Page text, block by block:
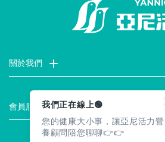
關於我們
會員服務
最新消息 註冊會員
試用索取 服務說明
我們正在線上🟢
您的健康大小事，讓亞尼活力營
養顧問陪您聊聊👉👉